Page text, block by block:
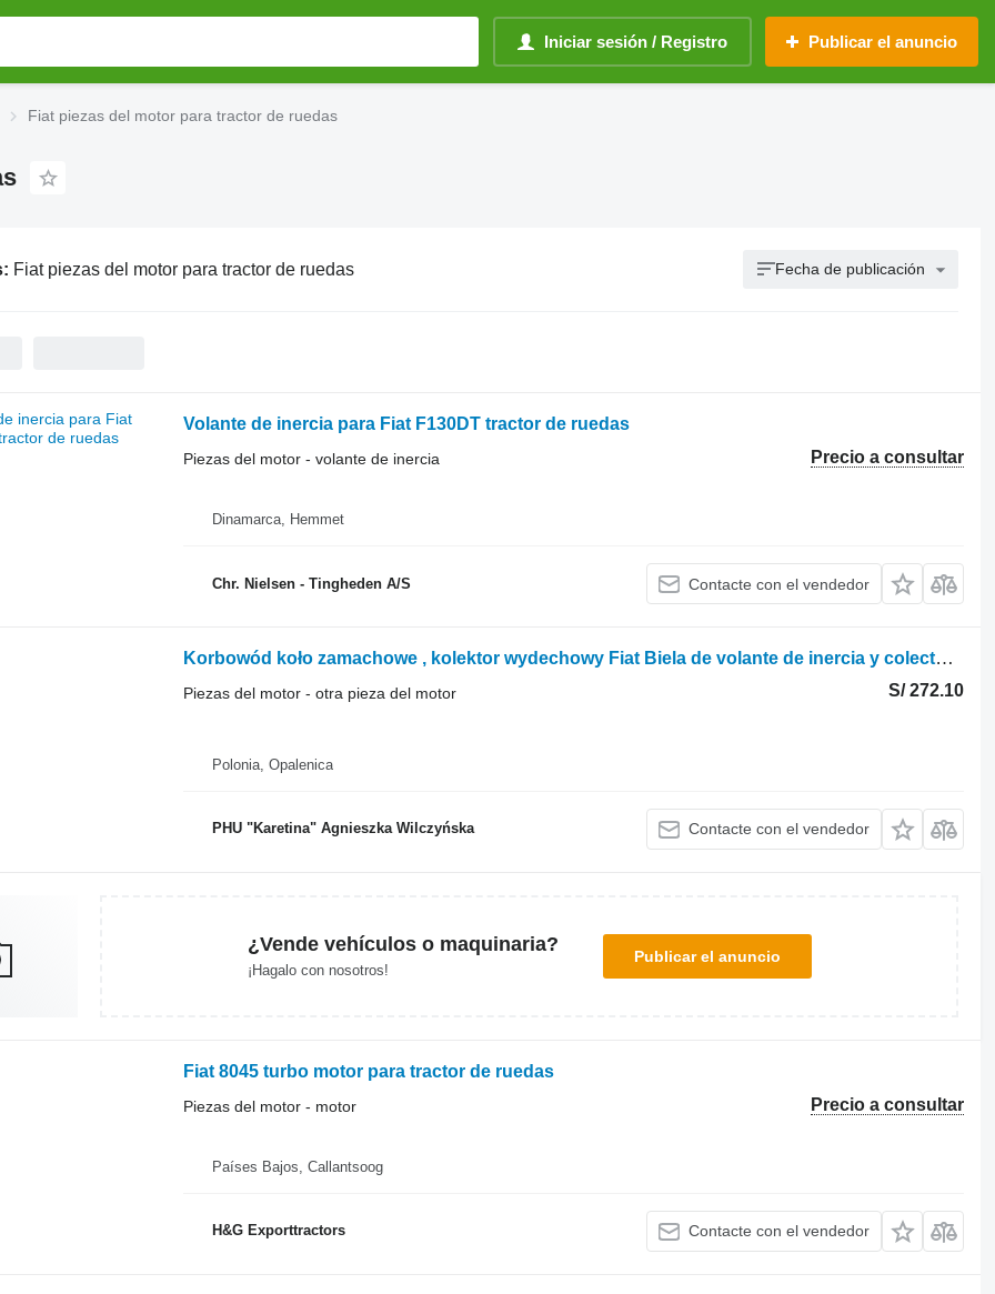
Iniciar sesión / Registro Publicar el anuncio
Fiat piezas del motor para tractor de ruedas
Fiat piezas del motor para tractor de ruedas Fecha de publicación
Volante de inercia para Fiat F130DT tractor de ruedas
Precio a consultar
Piezas del motor - volante de inercia
Dinamarca, Hemmet
Chr. Nielsen - Tingheden A/S Contacte con el vendedor
Korbowód koło zamachowe , kolektor wydechowy Fiat Biela de volante de inercia y colector de escape para Fiat 780dt 8045 para Massey Ferguson Fiat 780dt 8045 tractor de ruedas
S/ 272.10
Piezas del motor - otra pieza del motor
Polonia, Opalenica
PHU "Karetina" Agnieszka Wilczyńska Contacte con el vendedor
¿Vende vehículos o maquinaria?
¡Hagalo con nosotros!
Publicar el anuncio
Fiat 8045 turbo motor para tractor de ruedas
Precio a consultar
Piezas del motor - motor
Países Bajos, Callantsoog
H&G Exporttractors Contacte con el vendedor